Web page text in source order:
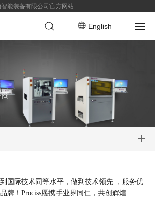
能装备有限公司官方网站
English
国际技术同等水平，做到技术领先 ，服务优
牌！Prociss愿携手业界同仁，共创辉煌